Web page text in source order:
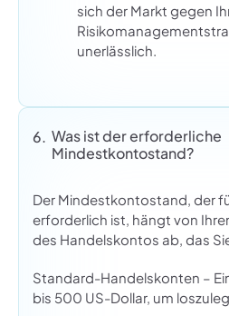
sich der Markt gegen
unerlässlich.
6. Was ist der erforderliche
Mindestkontostand?
Der Mindestkontostand, der
erforderlich ist, hängt von
des Handelskontos ab, das
Standard-Handelskonten –
bis 500 US-Dollar, um